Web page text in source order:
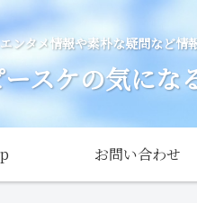
ンタメ情報や素朴な疑問など情
スケの気にな
お問い合わせ